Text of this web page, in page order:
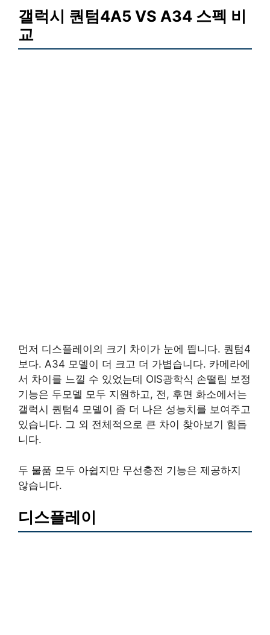
갤럭시 퀀텀4A5 VS A34 스펙 비
교
먼저 디스플레이의 크기 차이가 눈에 띕니다. 퀀텀4
보다. A34 모델이 더 크고 더 가볍습니다. 카메라에
서 차이를 느낄 수 있었는데 OIS광학식 손떨림 보정
기능은 두모델 모두 지원하고, 전, 후면 화소에서는
갤럭시 퀀텀4 모델이 좀 더 나은 성능치를 보여주고
있습니다. 그 외 전체적으로 큰 차이 찾아보기 힘듭
니다.
두 물품 모두 아쉽지만 무선충전 기능은 제공하지
않습니다.
디스플레이